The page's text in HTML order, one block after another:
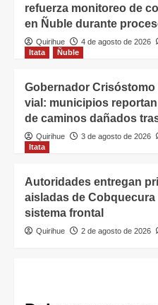
refuerza monitoreo de
en Ñuble durante
Quirihue 4 de agosto de 2026
Itata
Ñuble
Gobernador
vial: municipios
de caminos dañados
Quirihue 3 de agosto de 2026
Itata
Autoridades entregan
aisladas de
sistema frontal
Quirihue 2 de agosto de 2026